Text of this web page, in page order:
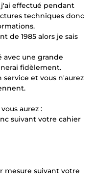
effectué pendant
techniques donc
de 1985 alors je sais
avec une grande
fidèlement.
et vous n'aurez
vous aurez :
suivant votre cahier
mesure suivant votre